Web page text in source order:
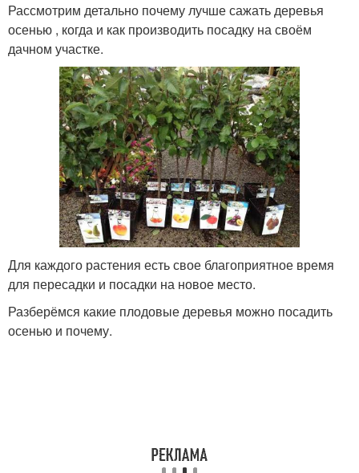
Рассмотрим детально почему лучше сажать деревья
осенью , когда и как производить посадку на своём
дачном участке.
Для каждого растения есть свое благоприятное время
для пересадки и посадки на новое место.
Разберёмся какие плодовые деревья можно посадить
осенью и почему.